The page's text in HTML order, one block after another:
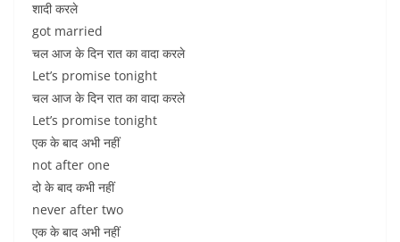
शादी करले
got married
चल आज के दिन रात का वादा करले
Let’s promise tonight
चल आज के दिन रात का वादा करले
Let’s promise tonight
एक के बाद अभी नहीं
not after one
दो के बाद कभी नहीं
never after two
एक के बाद अभी नहीं